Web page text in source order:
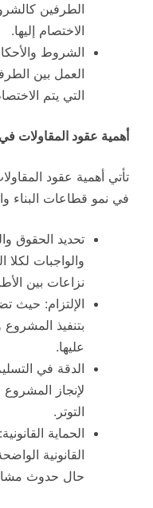
الطرفين
الاختصام إليها.
الشروط
العمل بين
التي يتم
أهمية عقود المقاولات
تأتي أهمية عقود
في نمو قطاعات البناء
تحديد الحقوق
والواجبات
نزاعات بين
الإلتزام: حيث
بتنفيذ
عليها.
الدقة في
لإنجاز
التوتر.
الحماية
القانونية
حال حدوث